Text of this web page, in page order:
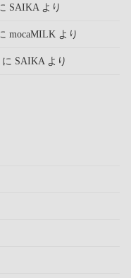
SAIKA より
mocaMILK より
に SAIKA より